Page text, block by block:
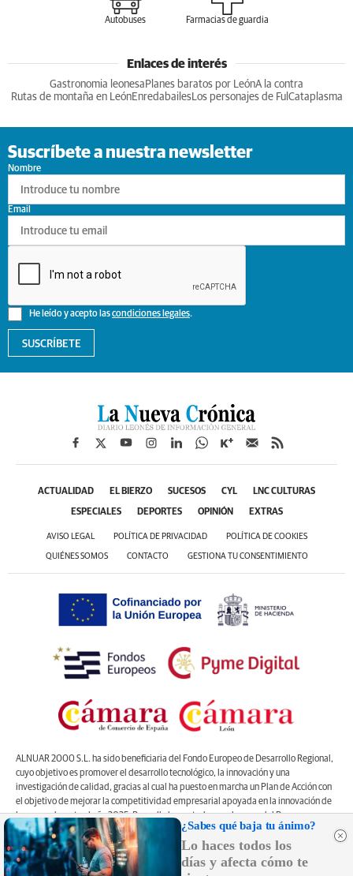
Autobuses Farmacias de guardia
Enlaces de interés
Gastronomia leonesa Planes baratos por LeónA la contra
Rutas de montaña en LeónEnredabailesLos personajes de Ful Cataplasma
Suscríbete a nuestra newsletter
Nombre
He leído y acepto lascondiciones legales.
Email
SUSCRÍBETE
ACTUALIDAD EL BIERZO SUCESOS CYL LNC CULTURAS
ESPECIALES DEPORTES OPINIÓN EXTRAS
AVISO LEGAL POLÍTICA DE PRIVACIDAD POLÍTICA DE COOKIES
QUIÉNES SOMOS CONTACTO GESTIONA TU CONSENTIMIENTO
ALNUAR 2000 S.L. ha sido beneficiaria del Fondo Europeo de Desarrollo Regional,
cuyo objetivo es promover el desarrollo tecnológico, la innovación y una
investigación de calidad, gracias al cual ha puesto en marcha un Plan de Acción con
el objetivo de mejorar la competitividad empresarial apoyada en la innovación de
la pyme, durante el año 2025. Para ello ha contado con el apoyo del Programa
Pyme Innova de la Cámara de Comercio de León#EuropaSeSiente”
Controlado por OJDinteractiva
¿Sabes qué baja tu ánimo?
Lo haces todos los
días y afecta cómo te